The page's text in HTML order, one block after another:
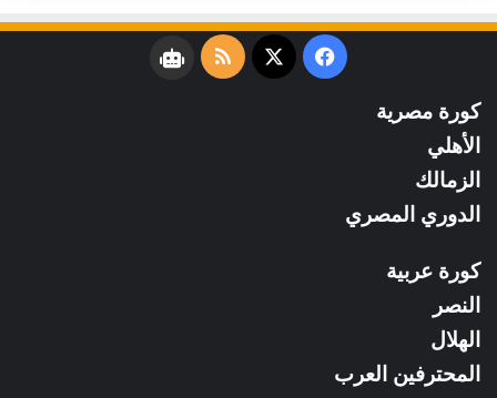
فيسبوك
‫X
ملخصنبض
كورة مصرية
الأهلي
الزمالك
الدوري المصري
كورة عربية
النصر
الهلال
المحترفين العرب